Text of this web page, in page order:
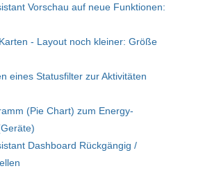
Vorschau auf neue Funktionen:
- Layout noch kleiner: Größe
eines Statusfilter zur Aktivitäten
(Pie Chart) zum Energy-
Dashboard Rückgängig /